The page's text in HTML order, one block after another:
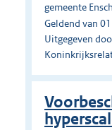
gemeente
Geldend van
Uitgegeven